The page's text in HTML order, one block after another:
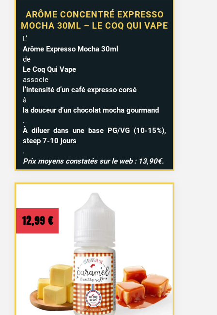
ARÔME CONCENTRÉ EXPRESSO
MOCHA 30ML – LE COQ QUI VAPE
L’
Arôme Expresso Mocha 30ml
de
Le Coq Qui Vape
associe
l’intensité d’un café expresso corsé
à
la douceur d’un chocolat mocha gourmand
.
À diluer dans une base PG/VG (10-15%),
steep 7-10 jours
.
Prix moyens constatés sur le web : 13,90€.
12,99 €